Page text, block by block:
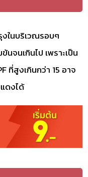
ในบริเวณรอบๆ
จนเกินไป เพราะเป็น
ที่สูงเกินกว่า 15 อาจ
ดงได้